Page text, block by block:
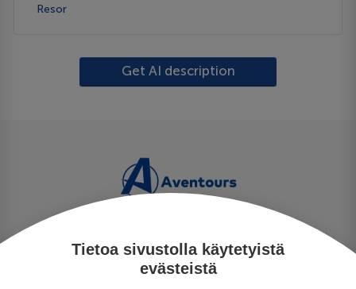
Tietoa sivustolla käytetyistä
evästeistä
Resor
Get AI description
PERSONUPPGIFTSPOLICY
BETALNINGSVILLKOR